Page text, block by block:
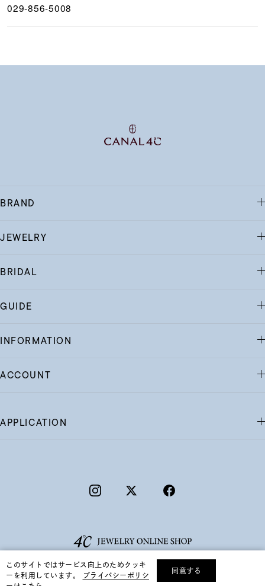
絞り込んで検索する
029-856-5008
BRAND
JEWELRY
BRIDAL
GUIDE
INFORMATION
ACCOUNT
APPLICATION
このサイトではサービス向上のためクッキ
ーを利用しています。
プライバシーポリシ
同意する